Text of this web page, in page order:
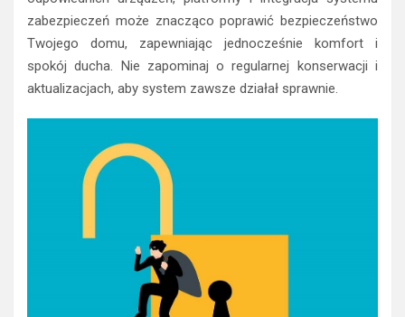
zabezpieczeń może znacząco poprawić bezpieczeństwo
Twojego domu, zapewniając jednocześnie komfort i
spokój ducha. Nie zapominaj o regularnej konserwacji i
aktualizacjach, aby system zawsze działał sprawnie.